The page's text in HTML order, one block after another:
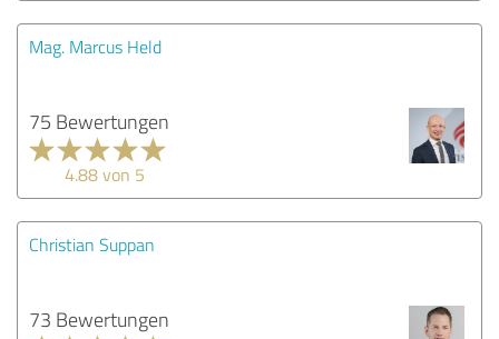
Mag. Marcus Held
75 Bewertungen
4.88 von 5
Christian Suppan
73 Bewertungen